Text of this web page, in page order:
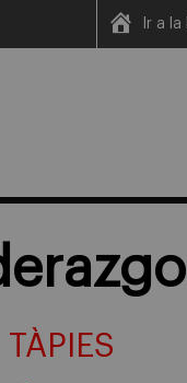
Ir a
TÀPIES